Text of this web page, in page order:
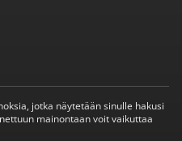
jotka näytetään sinulle hakusi
mainontaan voit vaikuttaa